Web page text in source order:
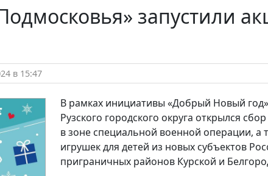
запустили
в 15:47
В рамках инициативы «Добрый Новый
Рузского городского округа открылся
в зоне специальной военной операции, а
игрушек для детей из новых субъектов
приграничных районов Курской и